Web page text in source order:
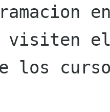
visiten
los